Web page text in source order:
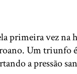
primeira vez
Um
a pressão